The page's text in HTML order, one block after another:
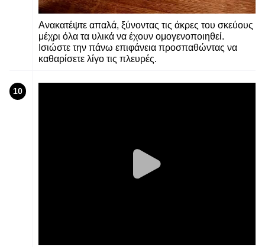
Ανακατέψτε απαλά, ξύνοντας τις άκρες του σκεύους
μέχρι όλα τα υλικά να έχουν ομογενοποιηθεί.
Ισιώστε την πάνω επιφάνεια προσπαθώντας να
καθαρίσετε λίγο τις πλευρές.
10